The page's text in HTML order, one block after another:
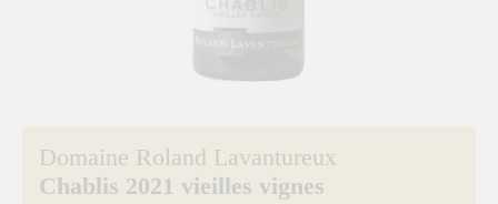
Domaine Roland Lavantureux
Chablis 2021 vieilles vignes